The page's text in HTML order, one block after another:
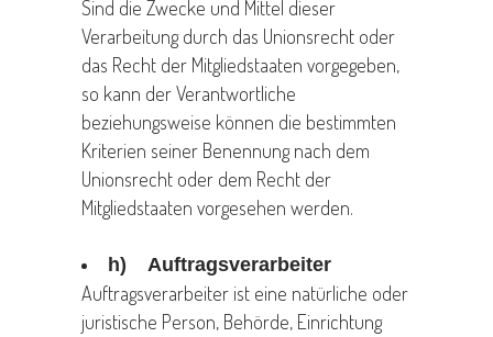
Sind die Zwecke und Mittel dieser
Verarbeitung durch das Unionsrecht oder
das Recht der Mitgliedstaaten vorgegeben,
so kann der Verantwortliche
beziehungsweise können die bestimmten
Kriterien seiner Benennung nach dem
Unionsrecht oder dem Recht der
Mitgliedstaaten vorgesehen werden.
h) Auftragsverarbeiter
Auftragsverarbeiter ist eine natürliche oder
juristische Person, Behörde, Einrichtung